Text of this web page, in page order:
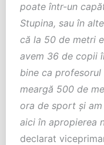
poate într-un
Stupina, sau în
că la 50 de metri
avem 36 de copii
bine ca
meargă 500 de
ora de sport și
aici în apropierea
declarat